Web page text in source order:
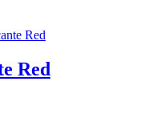
Red